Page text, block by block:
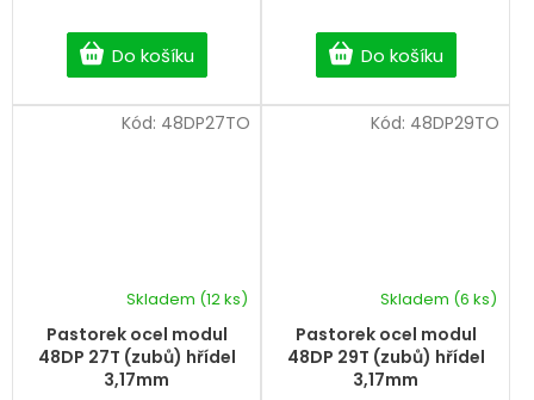
Do košíku Do košíku
Pastorek ocel modul
48DP 27T (zubů) hřídel
3,17mm
Skladem (12 ks)
Kód: 48DP27TO
Pastorek ocel modul
48DP 29T (zubů) hřídel
3,17mm
Skladem (6 ks)
Kód: 48DP29TO